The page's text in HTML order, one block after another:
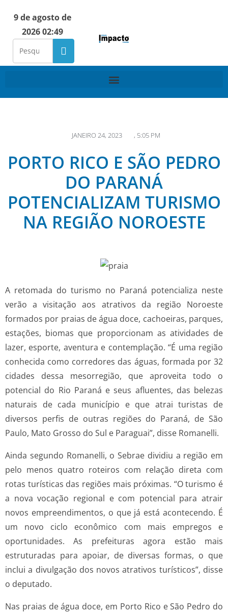
9 de agosto de
2026 02:49
JANEIRO 24, 2023 , 5:05 PM
PORTO RICO E SÃO PEDRO
DO PARANÁ
POTENCIALIZAM TURISMO
NA REGIÃO NOROESTE
A retomada do turismo no Paraná potencializa neste
verão a visitação aos atrativos da região Noroeste
formados por praias de água doce, cachoeiras, parques,
estações, biomas que proporcionam as atividades de
lazer, esporte, aventura e contemplação. “É uma região
conhecida como corredores das águas, formada por 32
cidades dessa mesorregião, que aproveita todo o
potencial do Rio Paraná e seus afluentes, das belezas
naturais de cada município e que atrai turistas de
diversos perfis de outras regiões do Paraná, de São
Paulo, Mato Grosso do Sul e Paraguai”, disse Romanelli.
Ainda segundo Romanelli, o Sebrae dividiu a região em
pelo menos quatro roteiros com relação direta com
rotas turísticas das regiões mais próximas. “O turismo é
a nova vocação regional e com potencial para atrair
novos empreendimentos, o que já está acontecendo. É
um novo ciclo econômico com mais empregos e
oportunidades. As prefeituras agora estão mais
estruturadas para apoiar, de diversas formas, o que
inclui a divulgação dos novos atrativos turísticos”, disse
o deputado.
Nas praias de água doce, em Porto Rico e São Pedro do